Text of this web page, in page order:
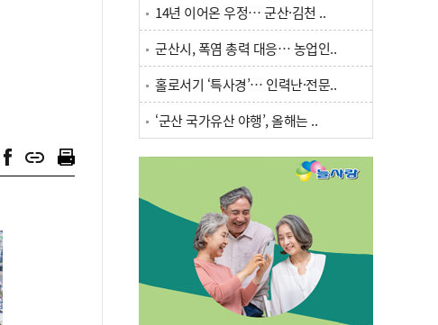
14년 이어온 우정… 군산·김천 ..
군산시, 폭염 총력 대응… 농업인..
홀로서기 ‘특사경’… 인력난·전문..
‘군산 국가유산 야행’, 올해는 ..